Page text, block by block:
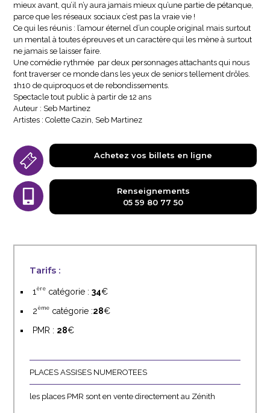
mieux avant, qu’il n’y aura jamais mieux qu’une partie de pétanque,
parce que les réseaux sociaux c’est pas la vraie vie !
Ce qui les réunis : l’amour éternel d’un couple original mais surtout
un mental à toutes épreuves et un caractère qui les mène à surtout
ne jamais se laisser faire.
Une comédie rythmée par deux personnages attachants qui nous
font traverser ce monde dans les yeux de seniors tellement drôles.
1h10 de quiproquos et de rebondissements.
Spectacle tout public à partir de 12 ans
Auteur : Seb Martinez
Artistes : Colette Cazin, Seb Martinez
Achetez vos billets en ligne
Renseignements
05 59 80 77 50
Tarifs :
1 ère catégorie :34
2 ème catégorie :28
PMR : 28
PLACES ASSISES NUMEROTEES
les places PMR sont en vente directement au Zénith